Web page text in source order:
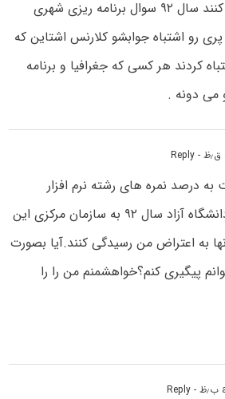
سوالای درست رو اشتباه کنند سال ۹۲ سوال برنامه ریزی شهری
رو اشتباه جوابشو کلارنس اشتاین که
کردند هر کسی که جغرافیا و برنامه
می دونه .
- Reply
درصد نمره های رشته نرم افزار
کامپیوتر در آزمون ارشد دانشگاه آزاد سال ۹۲ به سازمان مرکزی این
به اعتراض من رسیدگی کنند.آیا بصورت
پیگیری کنم؟خواهشمنم من را را
- Reply